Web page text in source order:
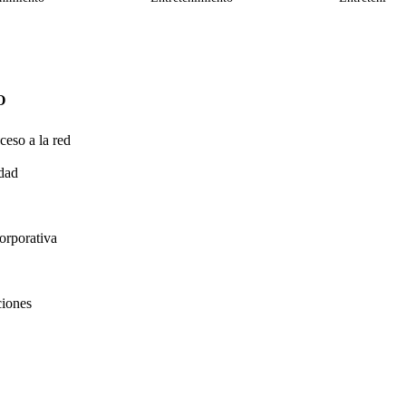
a la red